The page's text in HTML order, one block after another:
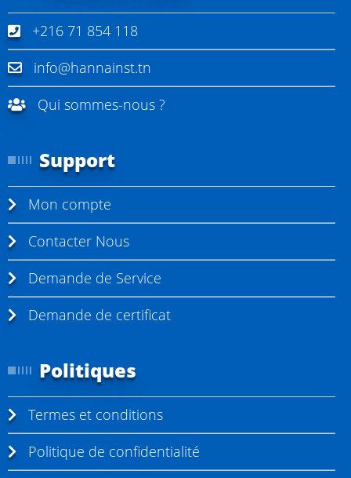
+216 71 854 118
info@hannainst.tn
Qui sommes-nous ?
Support
Mon compte
Contacter Nous
Demande de Service
Demande de certificat
Politiques
Termes et conditions
Politique de confidentialité